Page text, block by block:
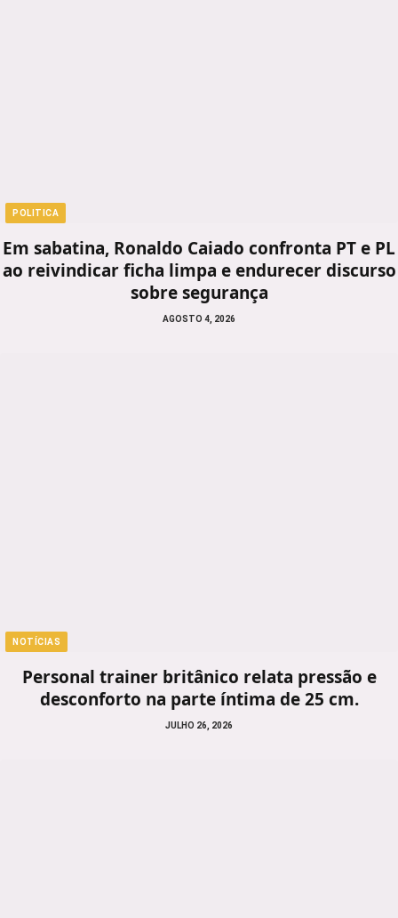
POLITICA
Em sabatina, Ronaldo Caiado confronta PT e PL
ao reivindicar ficha limpa e endurecer discurso
sobre segurança
AGOSTO 4, 2026
NOTÍCIAS
Personal trainer britânico relata pressão e
desconforto na parte íntima de 25 cm.
JULHO 26, 2026